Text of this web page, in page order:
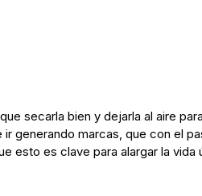
secarla bien y dejarla al aire
generando marcas, que con el
esto es clave para alargar la vida